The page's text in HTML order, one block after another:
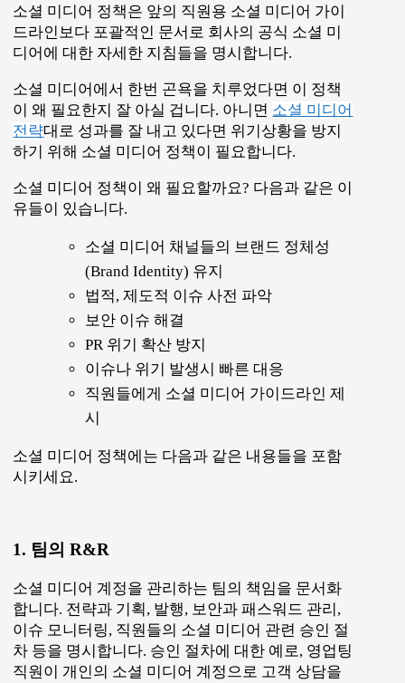
소셜 미디어 정책은 앞의 직원용 소셜 미디어 가이
드라인보다 포괄적인 문서로 회사의 공식 소셜 미
디어에 대한 자세한 지침들을 명시합니다.
소셜 미디어에서 한번 곤욕을 치루었다면 이 정책
이 왜 필요한지 잘 아실 겁니다. 아니면 소셜 미디어
전략대로 성과를 잘 내고 있다면 위기상황을 방지
하기 위해 소셜 미디어 정책이 필요합니다.
소셜 미디어 정책이 왜 필요할까요? 다음과 같은 이
유들이 있습니다.
소셜 미디어 채널들의 브랜드 정체성
(Brand Identity) 유지
법적, 제도적 이슈 사전 파악
보안 이슈 해결
PR 위기 확산 방지
이슈나 위기 발생시 빠른 대응
직원들에게 소셜 미디어 가이드라인 제
시
소셜 미디어 정책에는 다음과 같은 내용들을 포함
시키세요.
1. 팀의 R&R
소셜 미디어 계정을 관리하는 팀의 책임을 문서화
합니다. 전략과 기획, 발행, 보안과 패스워드 관리,
이슈 모니터링, 직원들의 소셜 미디어 관련 승인 절
차 등을 명시합니다. 승인 절차에 대한 예로, 영업팅
직원이 개인의 소셜 미디어 계정으로 고객 상담을